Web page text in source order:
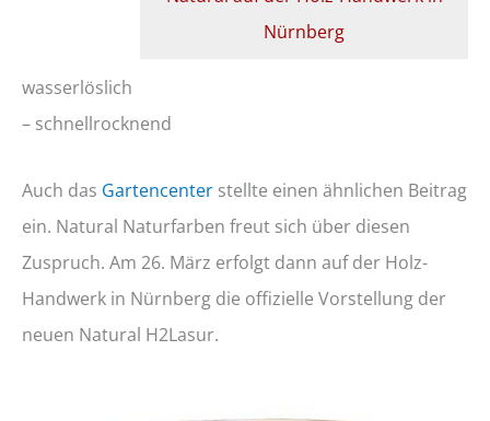
Nürnberg
wasserlöslich
– schnellrocknend
Auch das Gartencenter stellte einen ähnlichen Beitrag
ein. Natural Naturfarben freut sich über diesen
Zuspruch. Am 26. März erfolgt dann auf der Holz-
Handwerk in Nürnberg die offizielle Vorstellung der
neuen Natural H2Lasur.